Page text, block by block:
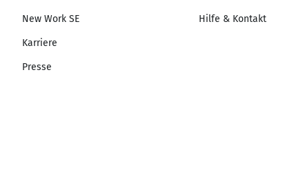
New Work SE
Karriere
Presse
Hilfe & Kontakt